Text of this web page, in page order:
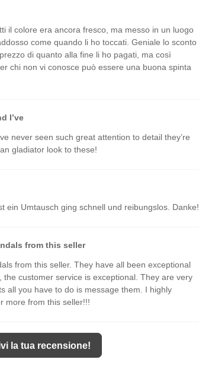
il colore era ancora fresco, ma messo in un luogo
come quando li ho toccati. Geniale lo sconto
di quanto alla fine li ho pagati, ma così
chi non vi conosce può essere una buona spinta
I’ve
never seen such great attention to detail they’re
gladiator look to these!
ein Umtausch ging schnell und reibungslos. Danke!
from this seller
from this seller. They have all been exceptional
the customer service is exceptional. They are very
all you have to do is message them. I highly
more from this seller!!!
about the purchase
about the purchase
la tua recensione!